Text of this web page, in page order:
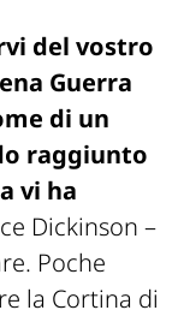
del vostro
Guerra
di un
raggiunto
vi ha
Dickinson –
Poche
la Cortina di